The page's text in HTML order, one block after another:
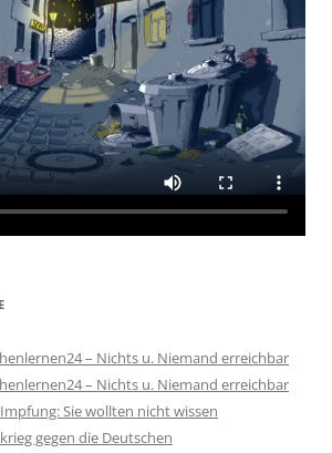
– Nichts u. Niemand erreichbar
– Nichts u. Niemand erreichbar
Sie wollten nicht wissen
gegen die Deutschen